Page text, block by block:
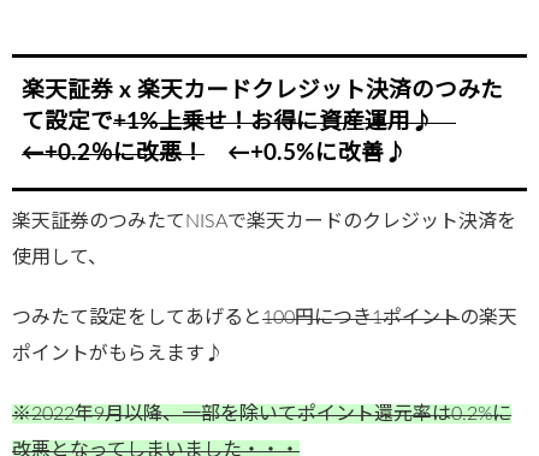
楽天証券 x 楽天カードクレジット決済のつみた
て設定で+1%上乗せ！お得に資産運用♪
←+0.2％に改悪！ ←+0.5%に改善♪
楽天証券のつみたてNISAで楽天カードのクレジット決済を
使用して、
つみたて設定をしてあげると100円につき1ポイントの楽天
ポイントがもらえます♪
※2022年9月以降、一部を除いてポイント還元率は0.2%に
改悪となってしまいました・・・